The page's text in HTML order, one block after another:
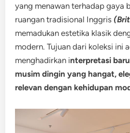
yang menawan terhadap gaya
ruangan tradisional Inggris
memadukan estetika klasik
modern. Tujuan dari koleksi ini
menghadirkan interpretasi
musim dingin yang hangat,
relevan dengan kehidupan